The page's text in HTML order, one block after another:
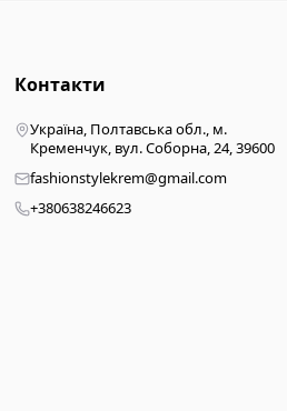
Контакти
Україна, Полтавська обл., м.
Кременчук, вул. Соборна, 24, 39600
fashionstylekrem@gmail.com
+380638246623